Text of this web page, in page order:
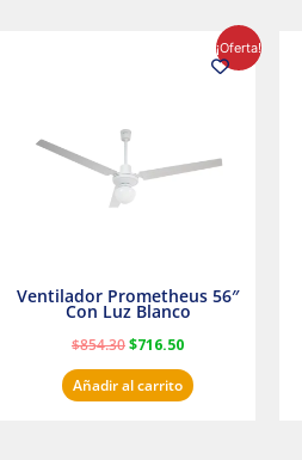
¡Oferta!
Ventilador Prometheus 56″
Con Luz Blanco
$854.30$716.50
precio
actual
Añadir al carrito